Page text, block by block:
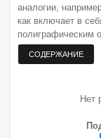
аналогии,
как включает в
полиграфическим
Нет